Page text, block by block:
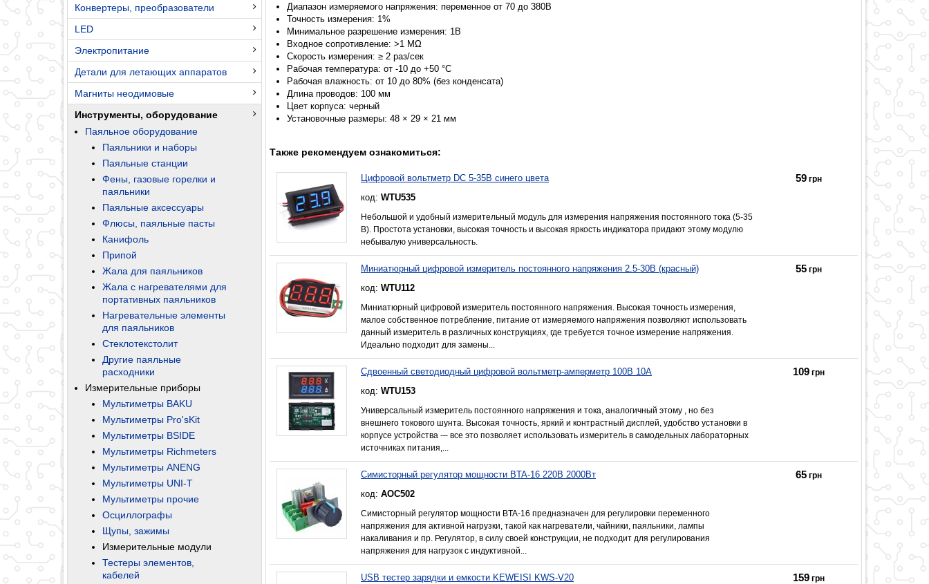
Конвертеры, преобразователи
LED
Электропитание
Детали для летающих аппаратов
Магниты неодимовые
Инструменты, оборудование
Паяльное оборудование
Паяльники и наборы
Паяльные станции
Фены, газовые горелки и
паяльники
Паяльные аксессуары
Флюсы, паяльные пасты
Канифоль
Припой
Жала для паяльников
Жала с нагревателями для
портативных паяльников
Нагревательные элементы
для паяльников
Стеклотекстолит
Другие паяльные
расходники
Измерительные приборы
Мультиметры BAKU
Мультиметры Pro'sKit
Мультиметры BSIDE
Мультиметры Richmeters
Мультиметры ANENG
Мультиметры UNI-T
Мультиметры прочие
Осциллографы
Щупы, зажимы
Измерительные модули
Тестеры элементов,
кабелей
Диапазон измеряемого напряжения: переменное от 70 до 380В
Точность измерения: 1%
Минимальное разрешение измерения: 1В
Входное сопротивление: >1 MΩ
Скорость измерения: ≥ 2 раз/сек
Рабочая температура: от -10 до +50 °С
Рабочая влажность: от 10 до 80% (без конденсата)
Длина проводов: 100 мм
Цвет корпуса: черный
Установочные размеры: 48 × 29 × 21 мм
Также рекомендуем ознакомиться:
Цифровой вольтметр DC 5-35В синего цвета
код: WTU535
Небольшой и удобный измерительный модуль для измерения напряжения постоянного тока (5-35
В). Простота установки, высокая точность и высокая яркость индикатора придают этому модулю
небывалую универсальность.
59 грн
Миниатюрный цифровой измеритель постоянного напряжения 2.5-30В (красный)
код: WTU112
Миниатюрный цифровой измеритель постоянного напряжения. Высокая точность измерения,
малое собственное потребление, питание от измеряемого напряжения позволяют использовать
данный измеритель в различных конструкциях, где требуется точное измерение напряжения.
Идеально подходит для замены...
55 грн
Сдвоенный светодиодный цифровой вольтметр-амперметр 100В 10А
код: WTU153
Универсальный измеритель постоянного напряжения и тока, аналогичный этому , но без
внешнего токового шунта. Высокая точность, яркий и контрастный дисплей, удобство установки в
корпусе устройства -– все это позволяет использовать измеритель в самодельных лабораторных
источниках питания,...
109 грн
Симисторный регулятор мощности BTA-16 220В 2000Вт
код: AOC502
Симисторный регулятор мощности BTA-16 предназначен для регулировки переменного
напряжения для активной нагрузки, такой как нагреватели, чайники, паяльники, лампы
накаливания и пр. Регулятор, в силу своей конструкции, не подходит для регулирования
напряжения для нагрузок с индуктивной...
65 грн
USB тестер зарядки и емкости KEWEISI KWS-V20
159 грн